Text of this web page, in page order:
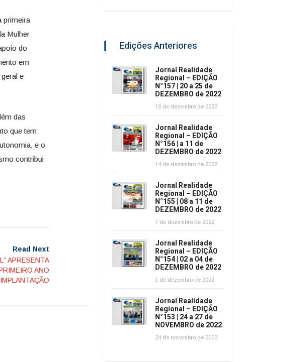
primeira
Mulher
do
em
e
das
que tem
e o
contribui
Read Next
APRESENTA
ANO
Edições Anteriores
Jornal Realidade
Regional – EDIÇÃO
N°157 | 20 a 25 de
DEZEMBRO de 2022
19 de dezembro de 2022
Jornal Realidade
Regional – EDIÇÃO
N°156 | a 11 de
DEZEMBRO de 2022
14 de dezembro de 2022
Jornal Realidade
Regional – EDIÇÃO
N°155 | 08 a 11 de
DEZEMBRO de 2022
7 de dezembro de 2022
Jornal Realidade
Regional – EDIÇÃO
N°154 | 02 a 04 de
DEZEMBRO de 2022
1 de dezembro de 2022
Jornal Realidade
Regional – EDIÇÃO
N°153 | 24 a 27 de
NOVEMBRO de 2022
24 de novembro de 2022